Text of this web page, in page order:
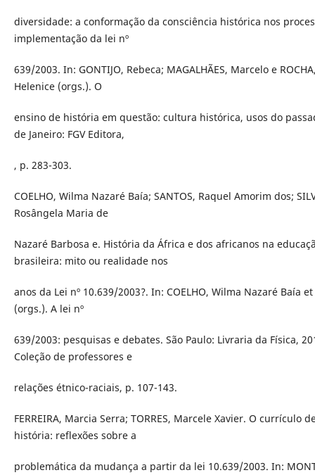
diversidade: a conformação da consciência histórica nos
implementação da lei nº
639/2003. In: GONTIJO, Rebeca; MAGALHÃES, Marcelo e
Helenice (orgs.). O
ensino de história em questão: cultura histórica, usos do
de Janeiro: FGV Editora,
, p. 283-303.
COELHO, Wilma Nazaré Baía; SANTOS, Raquel Amorim dos;
Rosângela Maria de
Nazaré Barbosa e. História da África e dos africanos na
brasileira: mito ou realidade nos
anos da Lei nº 10.639/2003?. In: COELHO, Wilma Nazaré Baía
(orgs.). A lei nº
639/2003: pesquisas e debates. São Paulo: Livraria da Física,
Coleção de professores e
relações étnico-raciais, p. 107-143.
FERREIRA, Marcia Serra; TORRES, Marcele Xavier. O currículo
história: reflexões sobre a
problemática da mudança a partir da lei 10.639/2003. In: